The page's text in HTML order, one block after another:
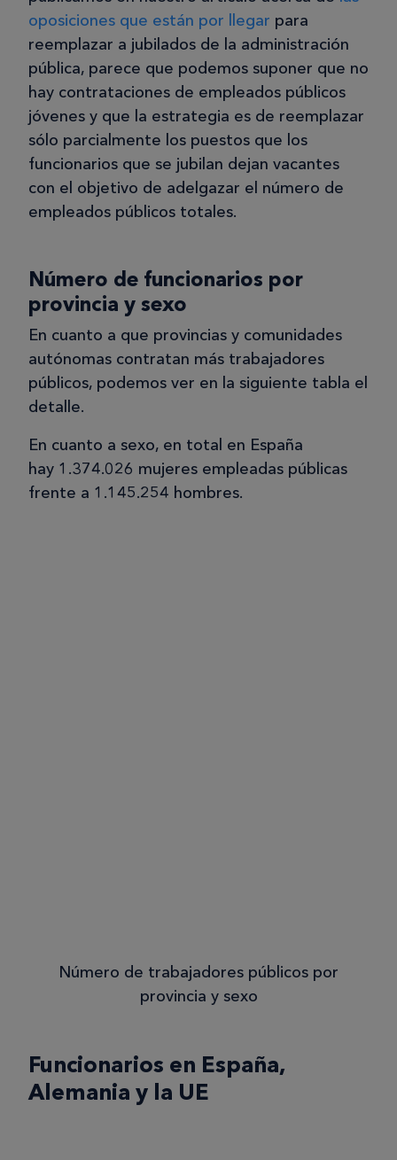
oposiciones que están por llegar para
reemplazar a jubilados de la administración
pública, parece que podemos suponer que no
hay contrataciones de empleados públicos
jóvenes y que la estrategia es de reemplazar
sólo parcialmente los puestos que los
funcionarios que se jubilan dejan vacantes
con el objetivo de adelgazar el número de
empleados públicos totales.
Número de funcionarios por
provincia y sexo
En cuanto a que provincias y comunidades
autónomas contratan más trabajadores
públicos, podemos ver en la siguiente tabla el
detalle.
En cuanto a sexo, en total en España
hay 1.374.026 mujeres empleadas públicas
frente a 1.145.254 hombres.
Número de trabajadores públicos por
provincia y sexo
Funcionarios en España,
Alemania y la UE